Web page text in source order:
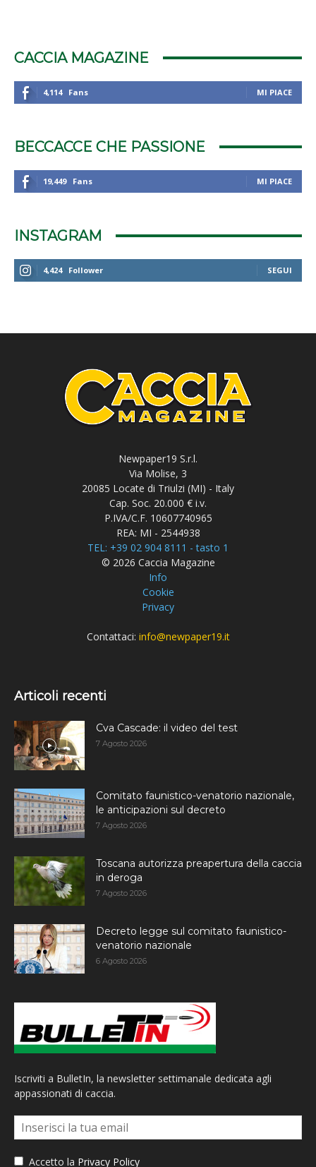
CACCIA MAGAZINE
4,114 Fans MI PIACE
BECCACCE CHE PASSIONE
19,449 Fans MI PIACE
INSTAGRAM
4,424 Follower SEGUI
Newpaper19 S.r.l.
Via Molise, 3
20085 Locate di Triulzi (MI) - Italy
Cap. Soc. 20.000 € i.v.
P.IVA/C.F. 10607740965
REA: MI - 2544938
TEL: +39 02 904 8111 - tasto 1
© 2026 Caccia Magazine
Info
Cookie
Privacy
Contattaci: info@newpaper19.it
Articoli recenti
Cva Cascade: il video del test
7 Agosto 2026
Comitato faunistico-venatorio nazionale,
le anticipazioni sul decreto
7 Agosto 2026
Toscana autorizza preapertura della caccia
in deroga
7 Agosto 2026
Decreto legge sul comitato faunistico-
venatorio nazionale
6 Agosto 2026
Iscriviti a BulletIn, la newsletter settimanale dedicata agli
appassionati di caccia.
Accetto la Privacy Policy